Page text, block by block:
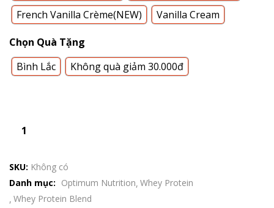
French Vanilla Crème(NEW)
Vanilla Cream
Chọn Quà Tặng
Bình Lắc
Không quà giảm 30.000đ
SKU: Không có
Danh mục: Optimum Nutrition Whey Protein
Whey Protein Blend